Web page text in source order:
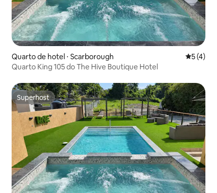
Quarto de hotel ⋅ Scarborough 5 de
5 (4)
Quarto King 105 do The Hive Boutique Hotel
Superhost
Superhost